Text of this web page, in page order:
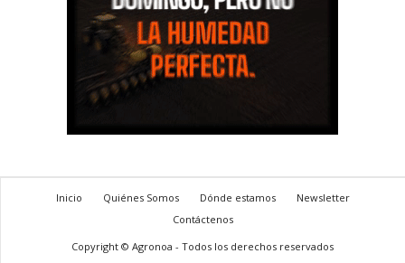
Inicio Quiénes Somos Dónde estamos
Newsletter
Contáctenos
Copyright © Agronoa - Todos los derechos reservados